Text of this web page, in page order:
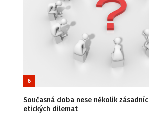
6
Současná doba nese několik
etických dilemat